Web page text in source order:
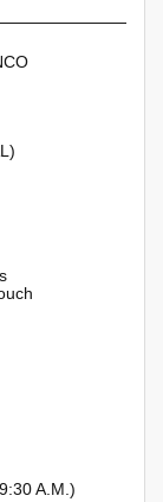
A.M.)